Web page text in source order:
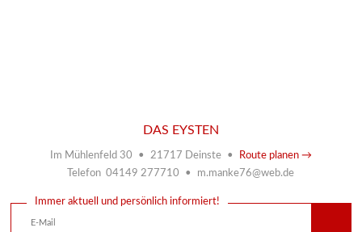
DAS EYSTEN
Im Mühlenfeld 30 • 21717 Deinste •
Route planen →
Telefon 04149 277710 • m.manke76@web.de
Immer aktuell und persönlich informiert!